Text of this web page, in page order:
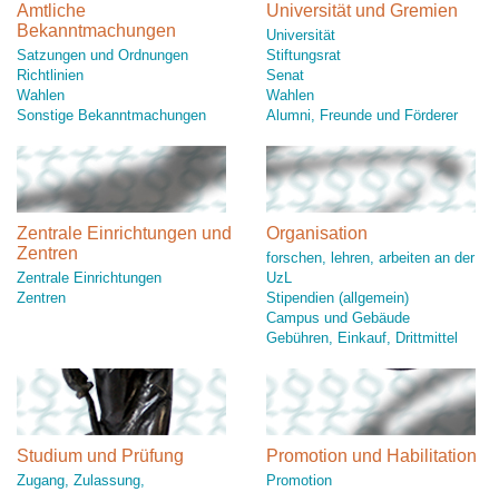
Amtliche
Bekanntmachungen
Satzungen und Ordnungen
Richtlinien
Wahlen
Sonstige Bekanntmachungen
Universität und Gremien
Universität
Stiftungsrat
Senat
Wahlen
Alumni, Freunde und Förderer
Zentrale Einrichtungen und
Zentren
Zentrale Einrichtungen
Zentren
Organisation
forschen, lehren, arbeiten an der
UzL
Stipendien (allgemein)
Campus und Gebäude
Gebühren, Einkauf, Drittmittel
Studium und Prüfung
Zugang, Zulassung,
Promotion und Habilitation
Promotion